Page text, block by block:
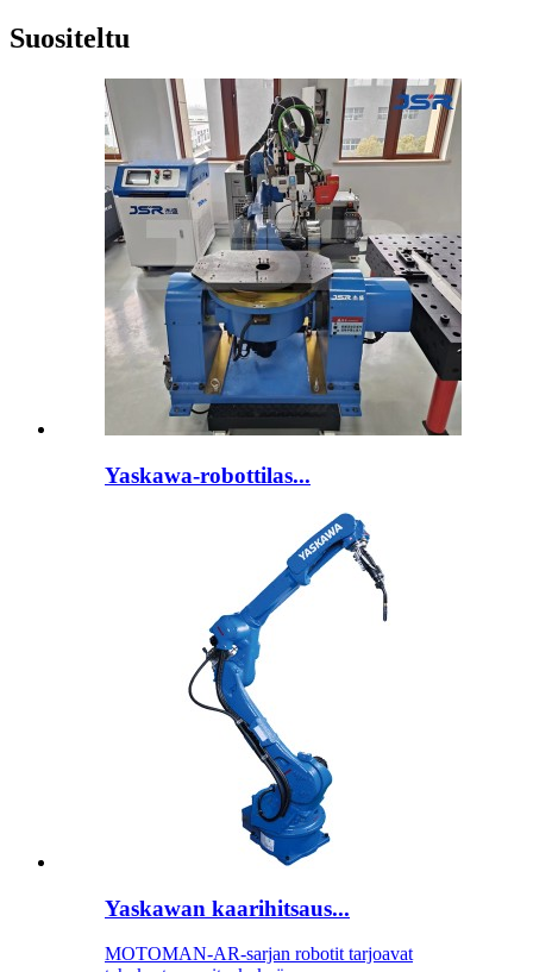
Suositeltu
Yaskawa-robottilas...
Yaskawan kaarihitsaus...
MOTOMAN-AR-sarjan robotit tarjoavat